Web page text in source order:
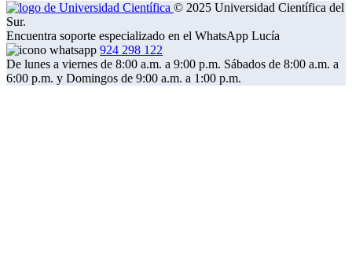
© 2025 Universidad Científica del
Sur.
Encuentra soporte especializado en el WhatsApp Lucía
924 298 122
De lunes a viernes de 8:00 a.m. a 9:00 p.m. Sábados de 8:00 a.m. a
6:00 p.m. y Domingos de 9:00 a.m. a 1:00 p.m.